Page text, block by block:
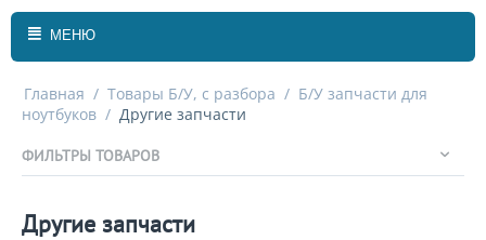
МЕНЮ
Главная / Товары Б/У, с разбора / Б/У запчасти для
ноутбуков / Другие запчасти
ФИЛЬТРЫ ТОВАРОВ
Другие запчасти